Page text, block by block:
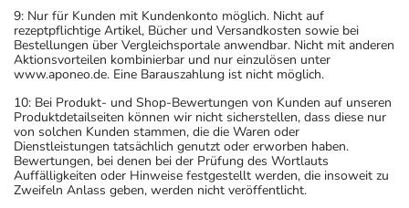
aufbewahrt werden.
Aufbewahrung nach Anbruch oder Zubereitung
Das Arzneimittel darf nach Anbruch/Zubereitung
höchstens 1 Jahr verwendet werden!
Das Arzneimittel muss nach Anbruch/Zubereitung
- bei Raumtemperatur
- vor Feuchtigkeit geschützt (z.B. im fest verschlossenen
Behältnis)
aufbewahrt werden!
9: Nur für Kunden mit Kundenkonto möglich. Nicht auf
rezeptpflichtige Artikel, Bücher und Versandkosten sowie bei
Bestellungen über Vergleichsportale anwendbar. Nicht mit anderen
Aktionsvorteilen kombinierbar und nur einzulösen unter
www.aponeo.de. Eine Barauszahlung ist nicht möglich.
10: Bei Produkt- und Shop-Bewertungen von Kunden auf unseren
Produktdetailseiten können wir nicht sicherstellen, dass diese nur
von solchen Kunden stammen, die die Waren oder
Dienstleistungen tatsächlich genutzt oder erworben haben.
Bewertungen, bei denen bei der Prüfung des Wortlauts
Auffälligkeiten oder Hinweise festgestellt werden, die insoweit zu
Zweifeln Anlass geben, werden nicht veröffentlicht.